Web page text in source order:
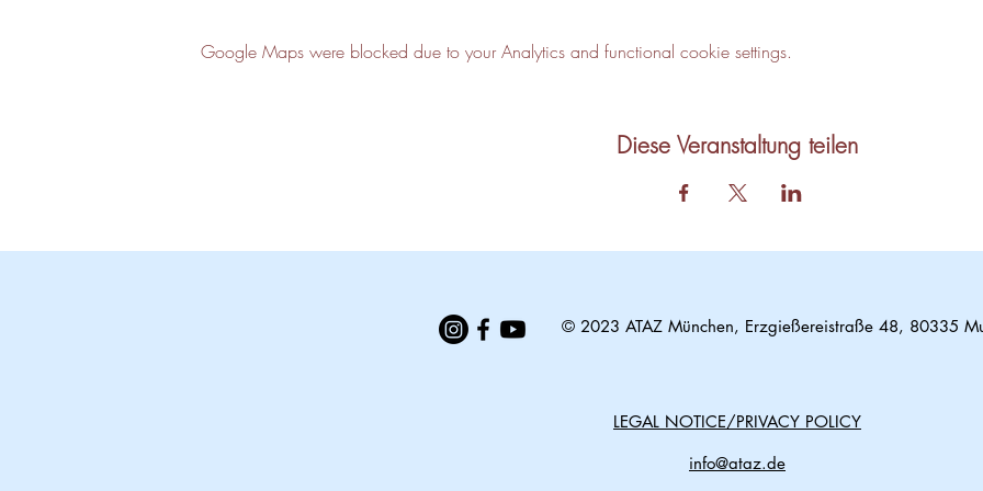
Google Maps were blocked due to your Analytics and functional cookie settings.
Diese Veranstaltung teilen
© 2023 ATAZ München, Erzgießereistraße 48, 80335
LEGAL NOTICE/PRIVACY POLICY
info@ataz.de